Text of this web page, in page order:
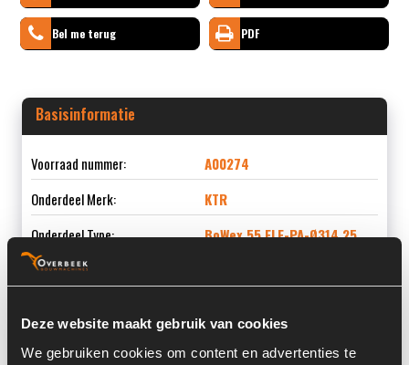
Deze website maakt gebruik van cookies
We gebruiken cookies om content en advertenties te
Bel me terug PDF
Basisinformatie
Voorraad nummer:
A00274
Onderdeel Merk:
KTR
Onderdeel Type:
BoWex 55 FLE-PA-Ø314,25
Informatie